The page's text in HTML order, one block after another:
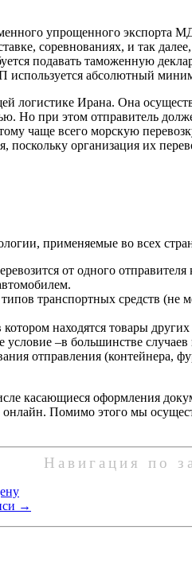
упрощенного экспорта
соревнованиях, и так
подавать таможенную
абсолютный
логистике Ирана. Она
Но при этом отправитель
чаще всего морскую
организация их
применяемые во всех
от одного
типов транспортных средств
находятся товары
–в большинстве
отправления (контейнера,
касающиеся оформления
онлайн. Помимо этого мы
Навигация по
→